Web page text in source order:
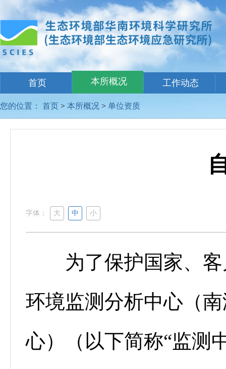
首页 本所概况 工作动态
您的位置： 首页 > 本所概况 > 单位资质
字体： 大 中 小
为了保护国家、客
环境监测分析中心（
心）（以下简称“监测